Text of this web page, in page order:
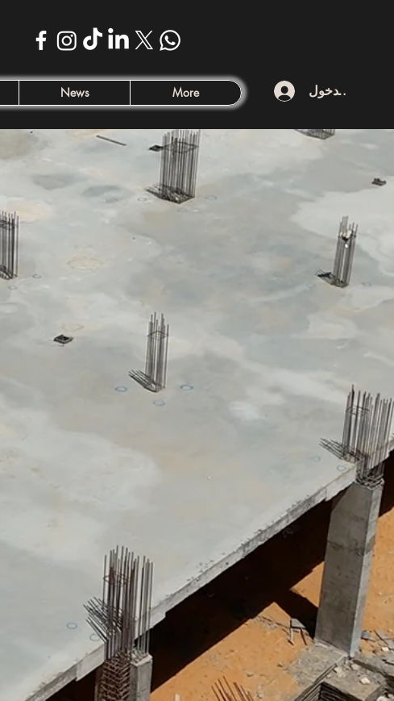
News More تسجيل الدخول